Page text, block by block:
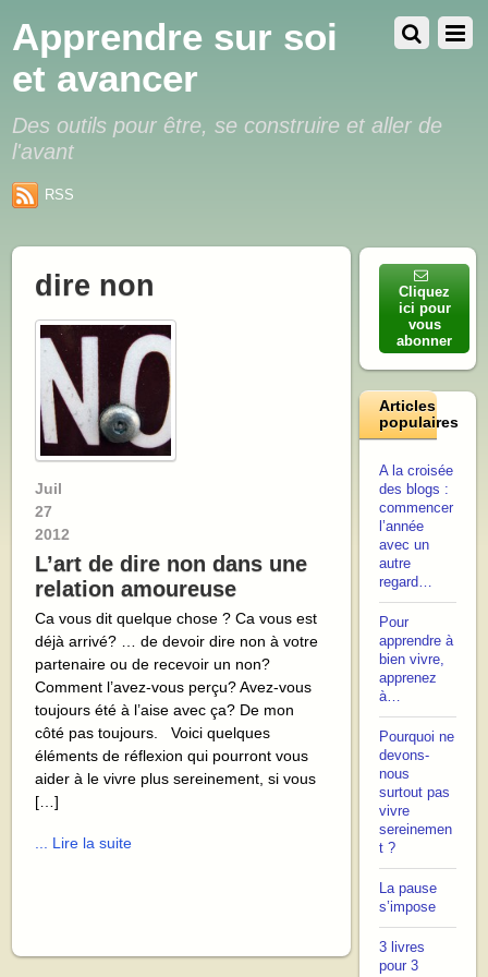
Apprendre sur soi
et avancer
Des outils pour être, se construire et aller de
l'avant
RSS
dire non
Juil
27
2012
L’art de dire non dans une
relation amoureuse
Ca vous dit quelque chose ? Ca vous est
déjà arrivé? … de devoir dire non à votre
partenaire ou de recevoir un non?
Comment l’avez-vous perçu? Avez-vous
toujours été à l’aise avec ça? De mon
côté pas toujours. Voici quelques
éléments de réflexion qui pourront vous
aider à le vivre plus sereinement, si vous
[…]
... Lire la suite
Cliquez
ici pour
vous
abonner
Articles
populaires
A la croisée
des blogs :
commencer
l’année
avec un
autre
regard…
Pour
apprendre à
bien vivre,
apprenez
à…
Pourquoi ne
devons-
nous
surtout pas
vivre
sereinemen
t ?
La pause
s’impose
3 livres
pour 3